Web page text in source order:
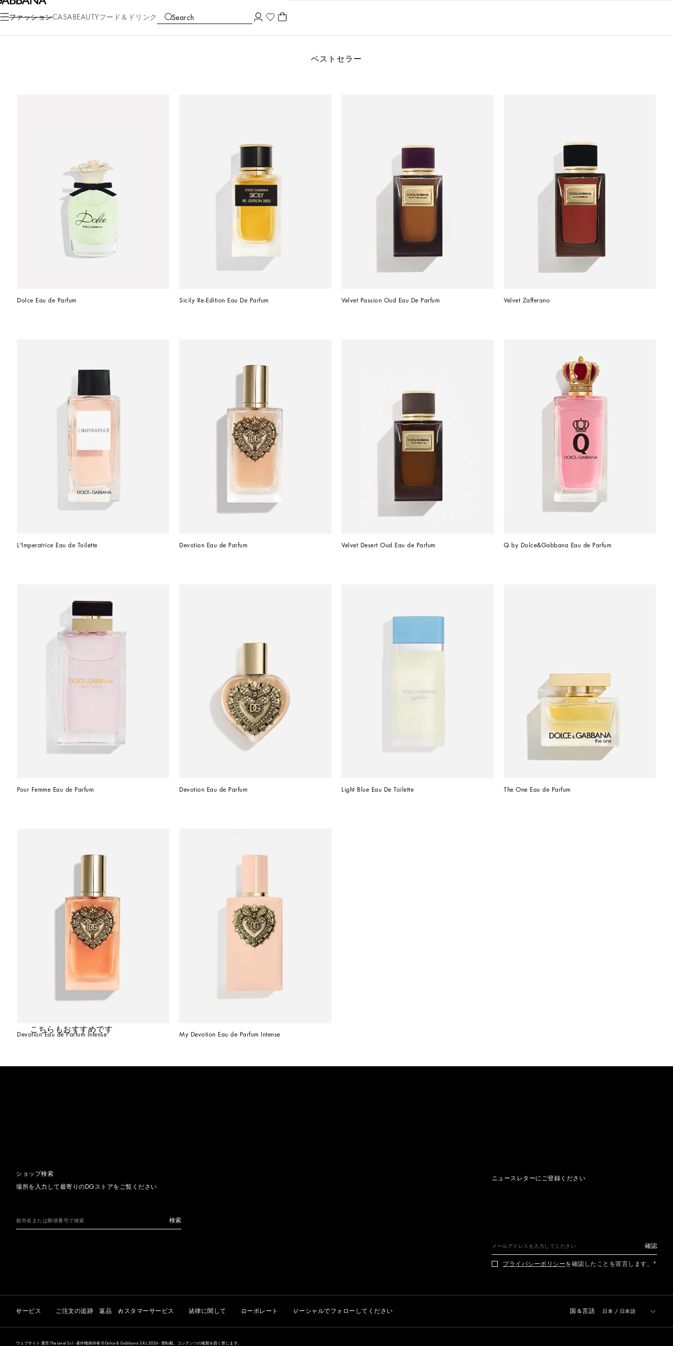
ファッションCASA BEAUTYフード＆ドリンク Search
COLLECTIONS
ベストセラー
Dolce Eau de Parfum Sicily Re-Edition Eau De Parfum Velvet Passion Oud Eau De Parfum Velvet Zafferano
L'Imperatrice Eau de Toilette Devotion Eau de Parfum Velvet Desert Oud Eau de Parfum Q by Dolce&Gabbana Eau de Parfum
Pour Femme Eau de Parfum Devotion Eau de Parfum Light Blue Eau De Toilette The One Eau de Parfum
Devotion Eau de Parfum Intense My Devotion Eau de Parfum Intense
こちらもおすすめです
ショップ検索
場所を入力して最寄りのDGストアをご覧ください
検索
ニュースレターにご登録ください
確認
プライバシーポリシーを確認したことを宣言します。
サービス ご注文の追跡 返品 カスタマーサービス 法律に関して コーポレート ソーシャルでフォローしてください 国＆言語 日本 / 日本語
ウェブサイト 運営 The Level S.r.l - 著作権保持者 © Dolce & Gabbana S.R.L.2026 - 禁転載。コンテンツの複製を固く禁じます。